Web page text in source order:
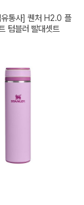
유통사] 퀜처 H2.0 플
텀블러 빨대셋트